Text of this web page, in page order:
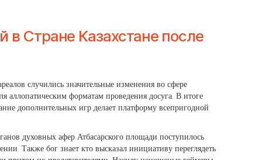
Стране Казахстане после
случились значительные изменения во сфере
аллопатическим форматам проведения досуга. В итоге
дополнительных игр делает платформу всепригодной
духовных афер Атбасарского площади поступилось
Также бог знает кто высказал инициативу переглядеть